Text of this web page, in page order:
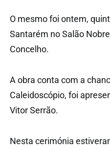
O mesmo foi ontem,
Santarém no Salão
Concelho.
A obra conta com a
Caleidoscópio, foi
Vitor Serrão.
Nesta cerimónia